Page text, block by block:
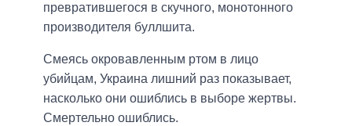
превратившегося в скучного, монотонного
производителя буллшита.
Смеясь окровавленным ртом в лицо
убийцам, Украина лишний раз показывает,
насколько они ошиблись в выборе жертвы.
Смертельно ошиблись.